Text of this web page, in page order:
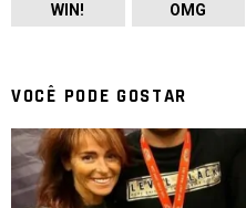
WIN! OMG
VOCÊ PODE GOSTAR